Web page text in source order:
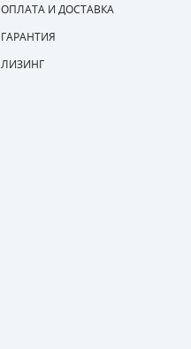
ОПЛАТА И ДОСТАВКА
ГАРАНТИЯ
ЛИЗИНГ